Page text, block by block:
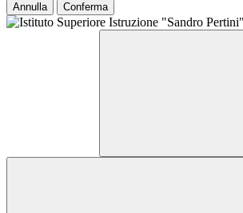
Annulla Conferma